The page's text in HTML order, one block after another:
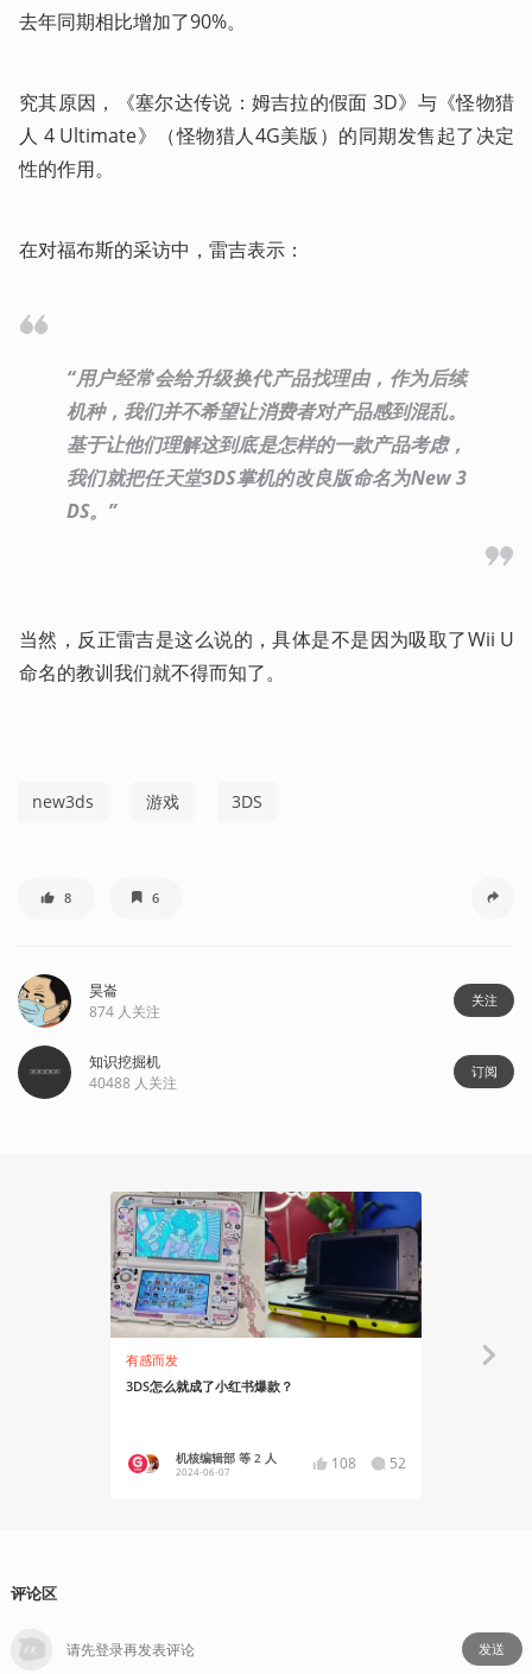
去年同期相比增加了90%。
究其原因，《塞尔达传说：姆吉拉的假面 3D》与《怪物猎
人 4 Ultimate》（怪物猎人4G美版）的同期发售起了决定
性的作用。
在对福布斯的采访中，雷吉表示：
“用户经常会给升级换代产品找理由，作为后续
机种，我们并不希望让消费者对产品感到混乱。
基于让他们理解这到底是怎样的一款产品考虑，
我们就把任天堂3DS掌机的改良版命名为New 3
DS。”
当然，反正雷吉是这么说的，具体是不是因为吸取了Wii U
命名的教训我们就不得而知了。
new3ds 游戏 3DS
8 6
昊崙
874 人关注
关注
知识挖掘机
40488 人关注
订阅
有感而发
3DS怎么就成了小红书爆款？
机核编辑部 等 2 人
2024-06-07 108 52
评论区
发送